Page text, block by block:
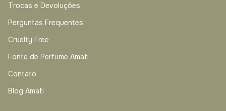
Trocas e Devoluções
Perguntas Frequentes
Cruelty Free
Fonte de Perfume Amati
Contato
Blog Amati